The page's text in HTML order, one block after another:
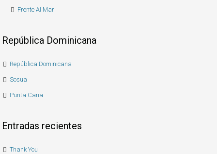
Frente Al Mar
República Dominicana
República Dominicana
Sosua
Punta Cana
Entradas recientes
Thank You